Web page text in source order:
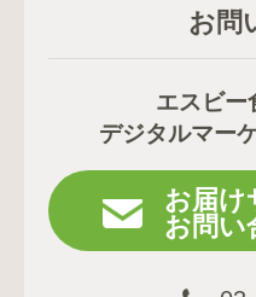
お問
エスビー
デジタルマー
お届け
お問い